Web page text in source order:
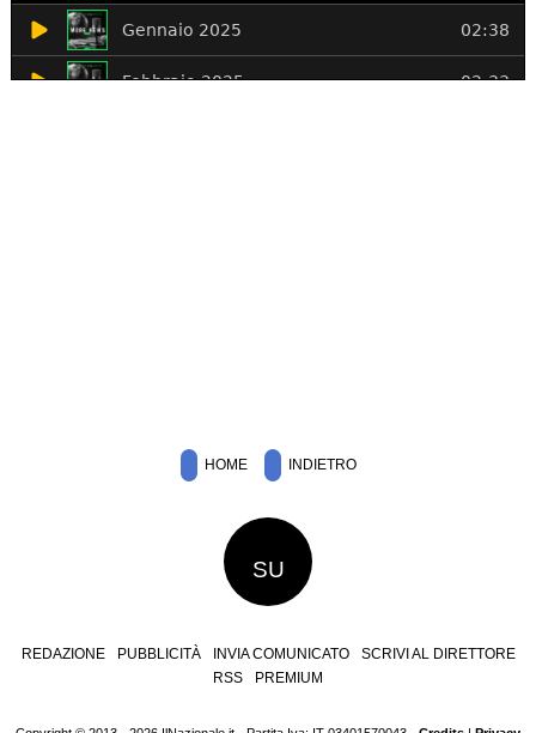
HOME INDIETRO
SU
REDAZIONE PUBBLICITÀ INVIA COMUNICATO
SCRIVI AL DIRETTORE
RSS
PREMIUM